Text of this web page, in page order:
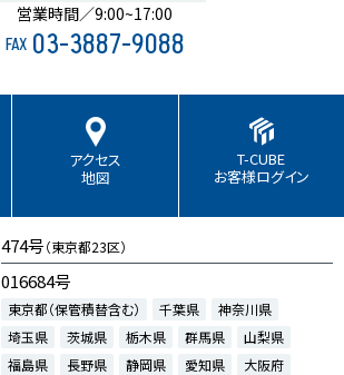
営業時間／9:00~17:00
FAX 03-3887-9088
アクセス
地図
T-CUBE
お客様ログイン
474号（東京都23区）
016684号
東京都（保管積替含む） 千葉県
神奈川県
埼玉県
茨城県 栃木県 群馬県
山梨県
福島県
長野県 静岡県 愛知県
大阪府